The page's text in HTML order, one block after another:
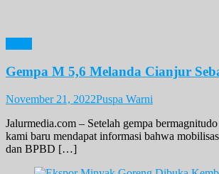
Gempa M 5,6 Melanda Cianjur
November 21, 2022Puspa Warni
Jalurmedia.com – Setelah gempa
kami baru mendapat informasi bahwa
dan BPBD […]